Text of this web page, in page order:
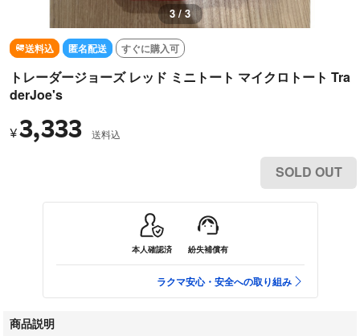
3 / 3
送料込 匿名配送 すぐに購入可
トレーダージョーズ レッド ミニトート マイクロトート Tra
derJoe's
¥3,333 送料込
SOLD OUT
本人確認済 紛失補償有
ラクマ安心・安全への取り組み
商品説明